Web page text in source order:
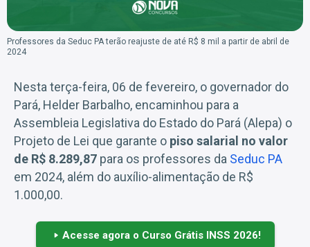
Professores da Seduc PA terão reajuste de até R$ 8 mil a partir de abril de
2024
Nesta terça-feira, 06 de fevereiro, o governador do
Pará, Helder Barbalho, encaminhou para a
Assembleia Legislativa do Estado do Pará (Alepa) o
Projeto de Lei que garante o piso salarial no valor
de R$ 8.289,87 para os professores da Seduc PA
em 2024, além do auxílio-alimentação de R$
1.000,00.
Acesse agora o Curso Grátis INSS 2026!